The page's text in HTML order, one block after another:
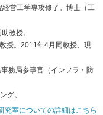
営工学専攻修了。博士（工
教授。
授。2011年4月同教授、現
務局参事官（インフラ・防
グ。
究室についての詳細はこちら